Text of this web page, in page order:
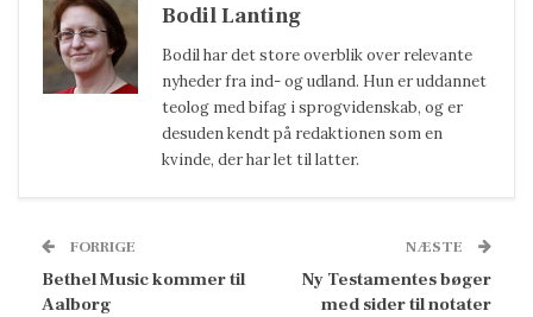
Bodil Lanting
Bodil har det store overblik over relevante
nyheder fra ind- og udland. Hun er uddannet
teolog med bifag i sprogvidenskab, og er
desuden kendt på redaktionen som en
kvinde, der har let til latter.
FORRIGE
Bethel Music kommer til
Aalborg
NÆSTE
Ny Testamentes bøger
med sider til notater